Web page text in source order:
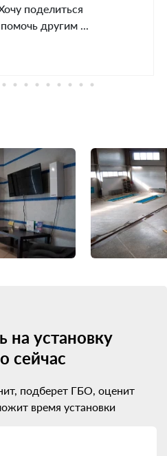
поделиться
другим ...
на установку
сейчас
подберет ГБО, оценит
время установки